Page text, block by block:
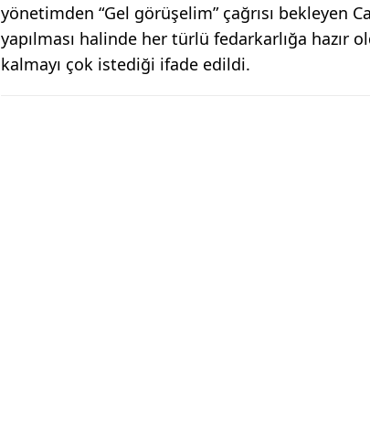
yönetimden “Gel görüşelim” çağrısı bekleyen
yapılması halinde her türlü fedarkarlığa hazır
kalmayı çok istediği ifade edildi.